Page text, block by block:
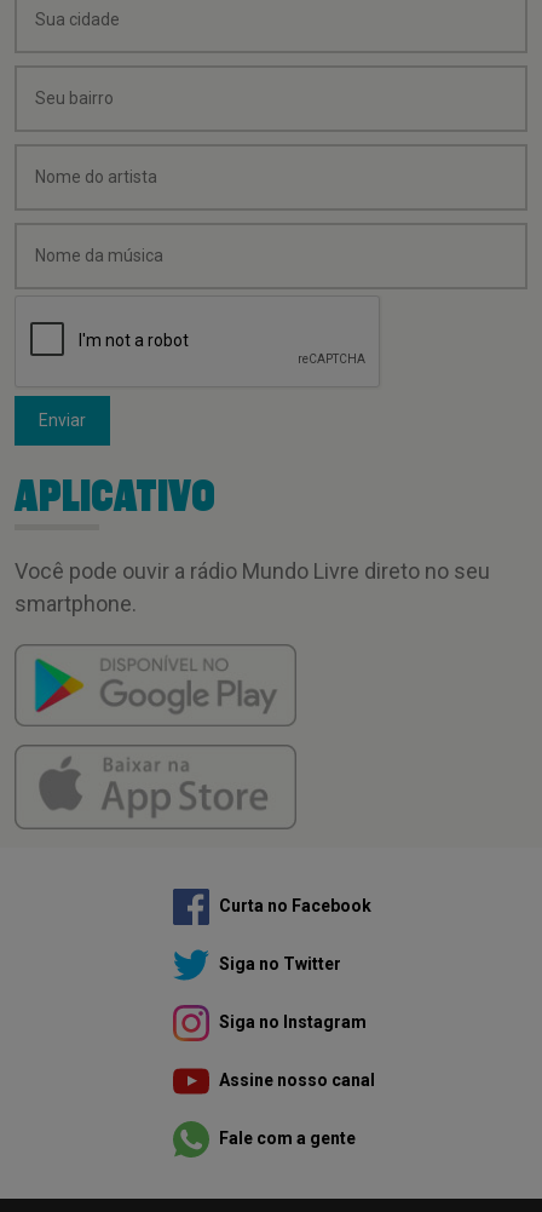
Enviar
APLICATIVO
Você pode ouvir a rádio Mundo Livre direto no seu
smartphone.
Curta no Facebook
Siga no Twitter
Siga no Instagram
Assine nosso canal
Fale com a gente